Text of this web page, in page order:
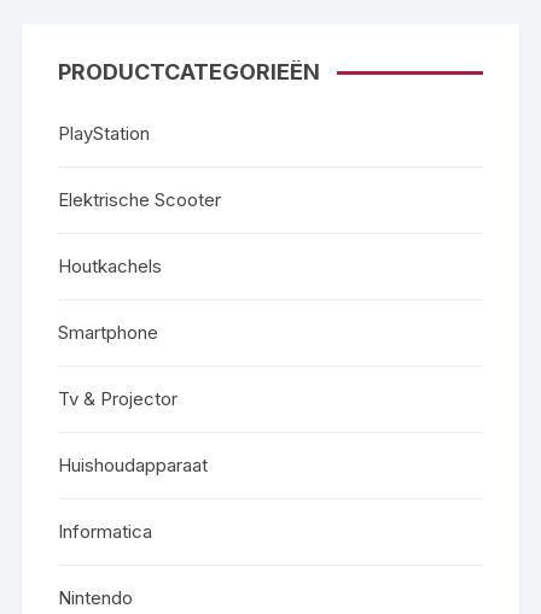
PRODUCTCATEGORIEËN
PlayStation
Elektrische Scooter
Houtkachels
Smartphone
Tv & Projector
Huishoudapparaat
Informatica
Nintendo